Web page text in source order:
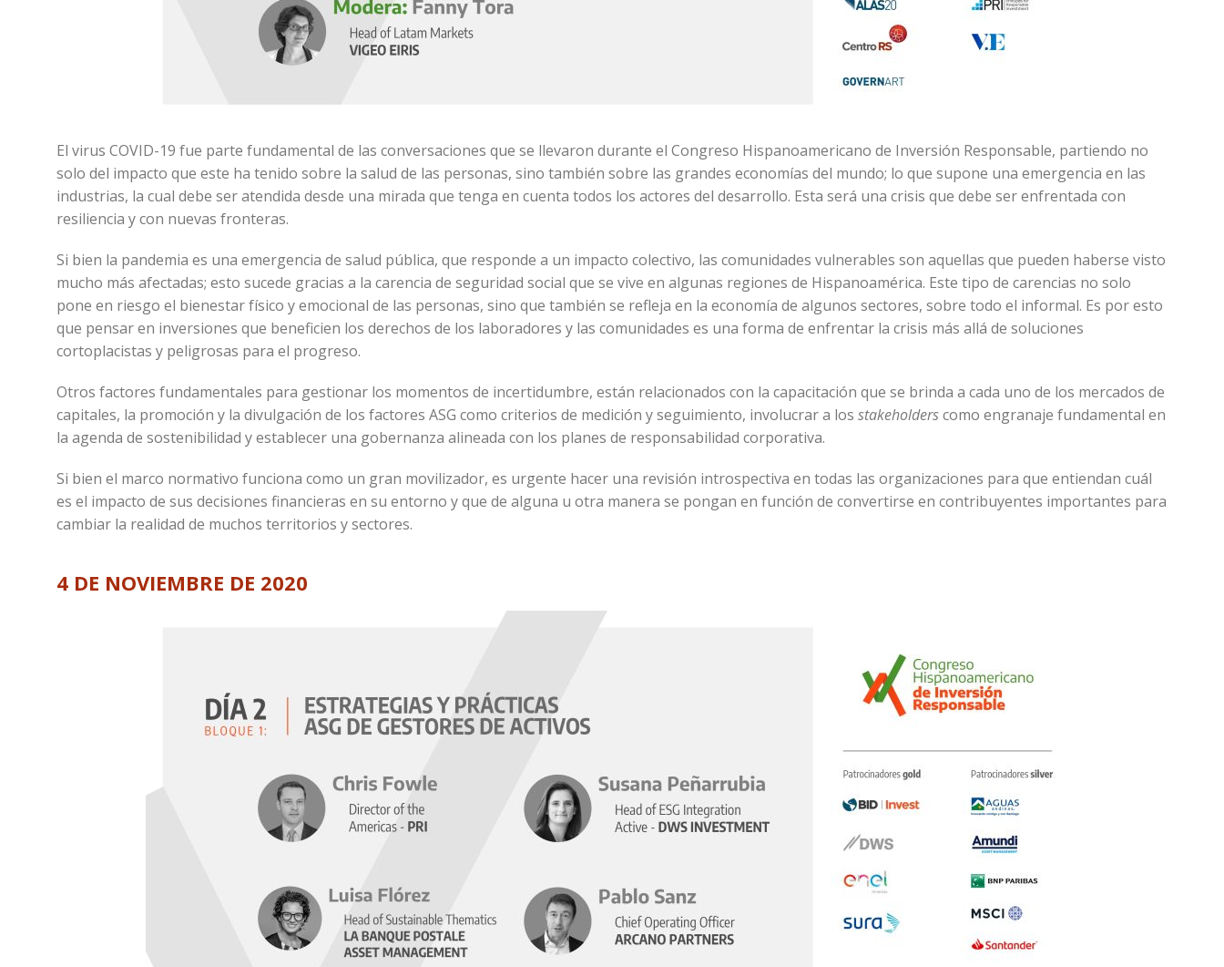
El virus COVID-19 fue parte fundamental de las conversaciones que se llevaron durante el Congreso Hispanoamericano de Inversión Responsable, partiendo no
solo del impacto que este ha tenido sobre la salud de las personas, sino también sobre las grandes economías del mundo; lo que supone una emergencia en las
industrias, la cual debe ser atendida desde una mirada que tenga en cuenta todos los actores del desarrollo. Esta será una crisis que debe ser enfrentada con
resiliencia y con nuevas fronteras.
Si bien la pandemia es una emergencia de salud pública, que responde a un impacto colectivo, las comunidades vulnerables son aquellas que pueden haberse visto
mucho más afectadas; esto sucede gracias a la carencia de seguridad social que se vive en algunas regiones de Hispanoamérica. Este tipo de carencias no solo
pone en riesgo el bienestar físico y emocional de las personas, sino que también se refleja en la economía de algunos sectores, sobre todo el informal. Es por esto
que pensar en inversiones que beneficien los derechos de los laboradores y las comunidades es una forma de enfrentar la crisis más allá de soluciones
cortoplacistas y peligrosas para el progreso.
Otros factores fundamentales para gestionar los momentos de incertidumbre, están relacionados con la capacitación que se brinda a cada uno de los mercados de
capitales, la promoción y la divulgación de los factores ASG como criterios de medición y seguimiento, involucrar a los stakeholderscomo engranaje fundamental en
la agenda de sostenibilidad y establecer una gobernanza alineada con los planes de responsabilidad corporativa.
Si bien el marco normativo funciona como un gran movilizador, es urgente hacer una revisión introspectiva en todas las organizaciones para que entiendan cuál
es el impacto de sus decisiones financieras en su entorno y que de alguna u otra manera se pongan en función de convertirse en contribuyentes importantes para
cambiar la realidad de muchos territorios y sectores.
4 DE NOVIEMBRE DE 2020